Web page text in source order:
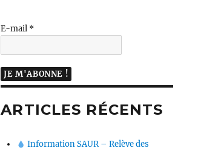
E-mail *
ARTICLES RÉCENTS
Information SAUR – Relève des